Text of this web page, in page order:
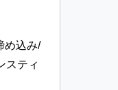
め込み/
スティ